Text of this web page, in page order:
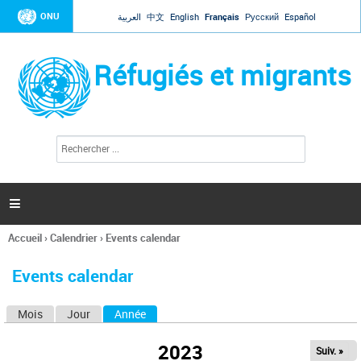
Jump to navigation
ONU العربية 中文 English Français Русский Español
Réfugiés et migrants
l
c
h
e

Vous
ici
Accueil›Calendrier› Events calendar
Events calendar
Mois Jour Année
2023 Suiv. »